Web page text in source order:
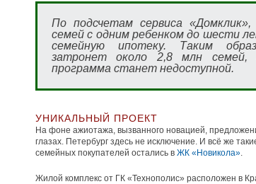
По подсчетам сервиса
семей с одним ребенком до шести
семейную ипотеку. Таким
затронет около 2,8 млн семей,
программа станет недоступной.
УНИКАЛЬНЫЙ ПРОЕКТ
На фоне ажиотажа, вызванного новацией,
глазах. Петербург здесь не исключение. И всё же
семейных покупателей остались в ЖК «Новикола».
Жилой комплекс от ГК «Технополис» расположен в